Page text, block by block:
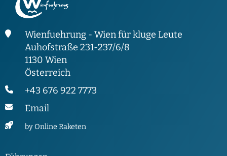
Wienfuehrung - Wien für kluge Leute
Auhofstraße 231-237/6/8
1130 Wien
Österreich
+43 676 922 7773
Email
by Online Raketen